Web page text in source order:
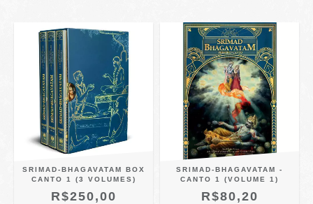
SRIMAD-BHAGAVATAM BOX
CANTO 1 (3 VOLUMES)
R$250,00
SRIMAD-BHAGAVATAM -
CANTO 1 (VOLUME 1)
R$80,20